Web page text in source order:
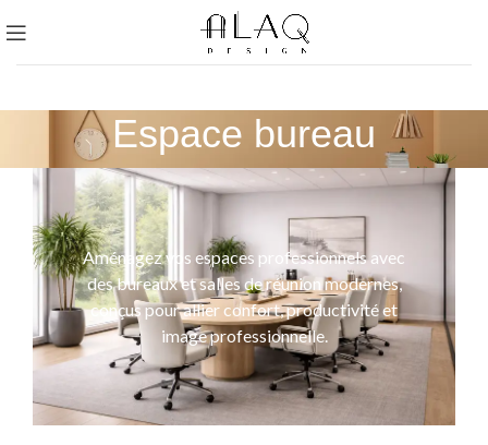
Espace bureau
Aménagez vos espaces professionnels avec
des bureaux et salles de réunion modernes,
conçus pour allier confort, productivité et
image professionnelle.